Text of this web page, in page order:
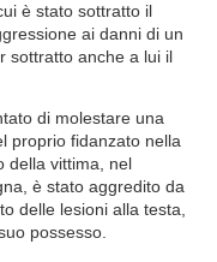
è stato sottratto il
ai danni di un
sottratto anche a lui il
di molestare una
proprio fidanzato nella
della vittima, nel
è stato aggredito da
delle lesioni alla testa,
possesso.